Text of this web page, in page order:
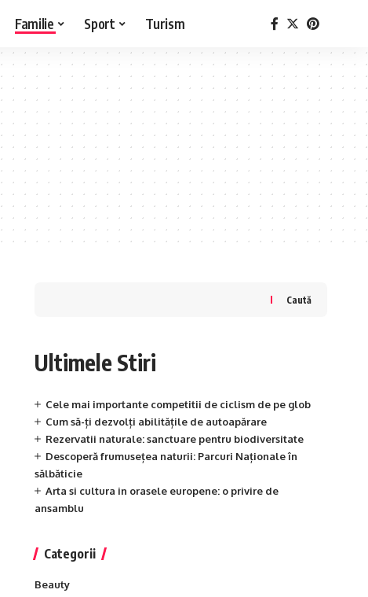
Familie Sport Turism
Caută
Ultimele Stiri
Cele mai importante competitii de ciclism de pe glob
Cum să-ți dezvolți abilitățile de autoapărare
Rezervatii naturale: sanctuare pentru biodiversitate
Descoperă frumusețea naturii: Parcuri Naționale în
sălbăticie
Arta si cultura in orasele europene: o privire de
ansamblu
Categorii
Beauty